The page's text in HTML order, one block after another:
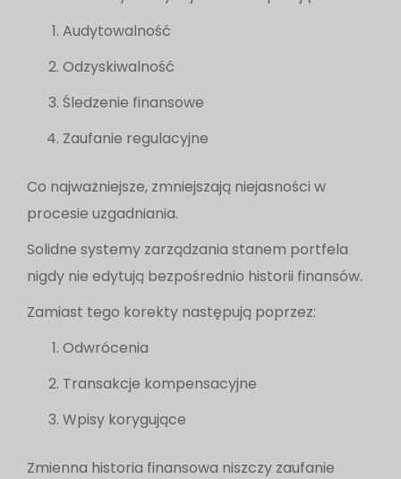
Audytowalność
Odzyskiwalność
Śledzenie finansowe
Zaufanie regulacyjne
Co najważniejsze, zmniejszają niejasności w
procesie uzgadniania.
Solidne systemy zarządzania stanem portfela
nigdy nie edytują bezpośrednio historii finansów.
Zamiast tego korekty następują poprzez:
Odwrócenia
Transakcje kompensacyjne
Wpisy korygujące
Zmienna historia finansowa niszczy zaufanie